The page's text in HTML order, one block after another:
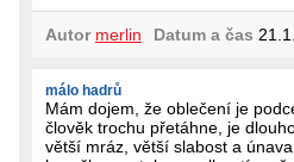
Autor merlin Datum a čas
málo hadrů
Mám dojem, že oblečení je
člověk trochu přetáhne, je
větší mráz, větší slabost a